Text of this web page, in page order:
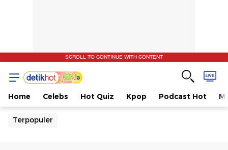
SCROLL TO CONTINUE WITH CONTENT
Home Celebs Hot Quiz Kpop Podcast Hot
Terpopuler